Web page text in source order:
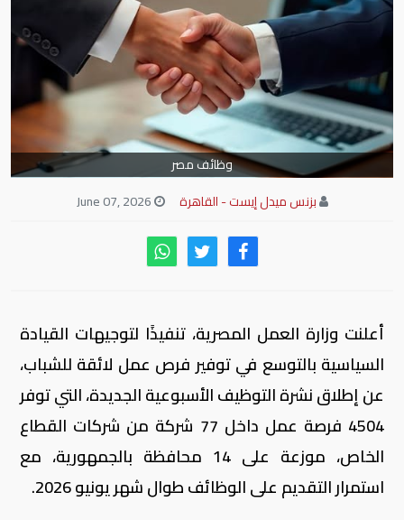
وظائف مصر
بزنس ميدل إيست - القاهرة
أعلنت وزارة العمل المصرية، تنفيذًا لتوجيهات القيادة
السياسية بالتوسع في توفير فرص عمل لائقة للشباب،
عن إطلاق نشرة التوظيف الأسبوعية الجديدة، التي توفر
4504 فرصة عمل داخل 77 شركة من شركات القطاع
الخاص، موزعة على 14 محافظة بالجمهورية، مع
استمرار التقديم على الوظائف طوال شهر يونيو 2026.